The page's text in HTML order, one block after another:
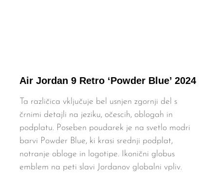
Air Jordan 9 Retro ‘Powder Blue’ 2024
Ta različica vključuje bel usnjen zgornji del s
črnimi detajli na jeziku, očescih, oblogah in
podplatu. Poseben poudarek je na svetlo modri
barvi Powder Blue, ki krasi srednji podplat,
notranje obloge in logotipe. Ikonični globus
emblem na peti slavi Jordanov globalni vpliv.